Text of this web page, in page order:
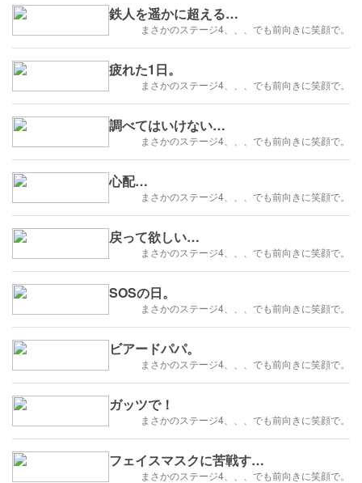
鉄人を遥かに超える…
まさかのステージ4、、、でも前向きに笑顔で。
疲れた1日。
まさかのステージ4、、、でも前向きに笑顔で。
調べてはいけない…
まさかのステージ4、、、でも前向きに笑顔で。
心配…
まさかのステージ4、、、でも前向きに笑顔で。
戻って欲しい…
まさかのステージ4、、、でも前向きに笑顔で。
SOSの日。
まさかのステージ4、、、でも前向きに笑顔で。
ビアードパパ。
まさかのステージ4、、、でも前向きに笑顔で。
ガッツで！
まさかのステージ4、、、でも前向きに笑顔で。
フェイスマスクに苦戦す…
まさかのステージ4、、、でも前向きに笑顔で。